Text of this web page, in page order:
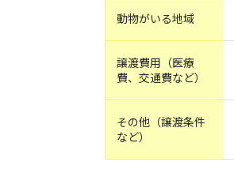
動物がいる地域
譲渡費用（医療
費、交通費など）
その他（譲渡条件
など）